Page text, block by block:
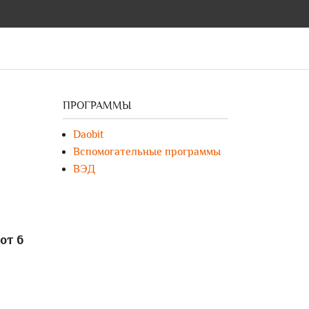
6
ПРОГРАММЫ
Daobit
Вспомогательные программы
ВЭД